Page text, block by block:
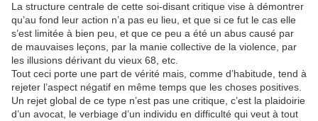
La structure centrale de cette soi-disant critique vise à démontrer
qu’au fond leur action n’a pas eu lieu, et que si ce fut le cas elle
s’est limitée à bien peu, et que ce peu a été un abus causé par
de mauvaises leçons, par la manie collective de la violence, par
les illusions dérivant du vieux 68, etc.
Tout ceci porte une part de vérité mais, comme d’habitude, tend à
rejeter l’aspect négatif en même temps que les choses positives.
Un rejet global de ce type n’est pas une critique, c’est la plaidoirie
d’un avocat, le verbiage d’un individu en difficulté qui veut à tout